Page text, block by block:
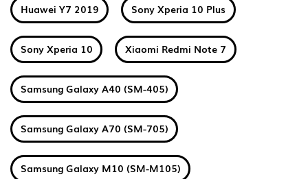
Huawei Y7 2019 Sony Xperia 10 Plus
Sony Xperia 10 Xiaomi Redmi Note 7
Samsung Galaxy A40 (SM-405)
Samsung Galaxy A70 (SM-705)
Samsung Galaxy M10 (SM-M105)